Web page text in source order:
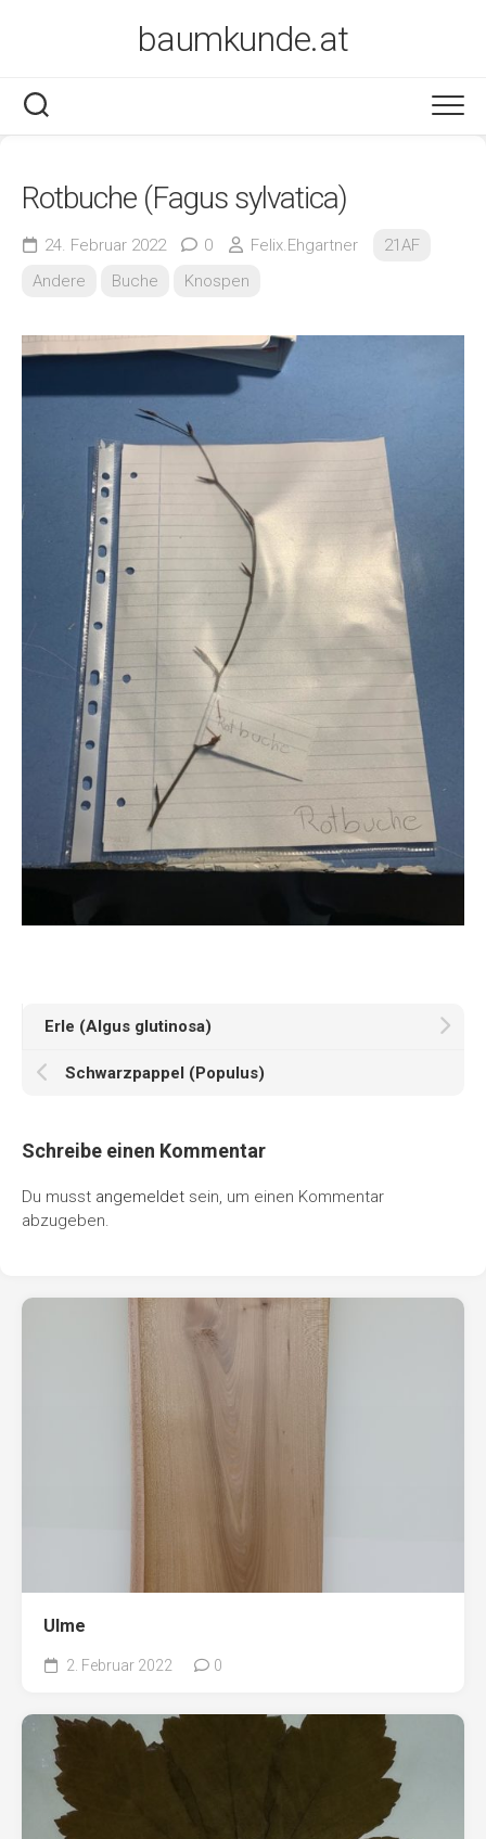
baumkunde.at
Rotbuche (Fagus sylvatica)
24. Februar 2022 0 Felix.Ehgartner
21AF
Andere
Buche Knospen
Erle (Algus glutinosa)
Schwarzpappel (Populus)
Schreibe einen Kommentar
Du musst angemeldet sein, um einen Kommentar
abzugeben.
Ulme
2. Februar 2022 0